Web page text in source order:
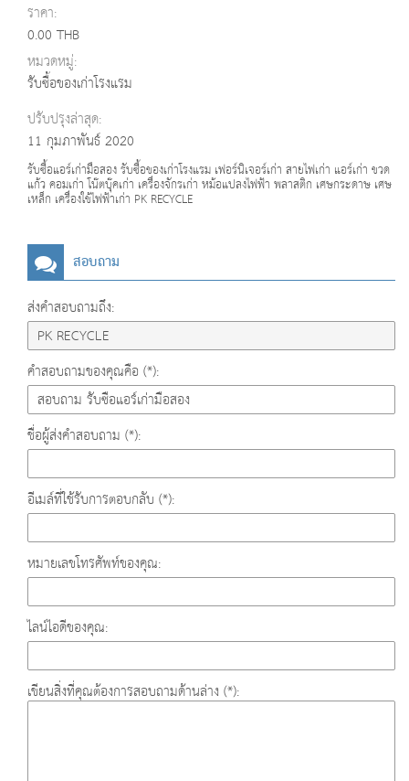
ราคา:
0.00 THB
หมวดหมู่:
รับซื้อของเก่าโรงแรม
ปรับปรุงล่าสุด:
11 กุมภาพันธ์ 2020
รับซื้อแอร์เก่ามือสอง รับซื้อของเก่าโรงแรม เฟอร์นิเจอร์เก่า สายไฟเก่า แอร์เก่า ขวด
แก้ว คอมเก่า โน๊ตบุ๊คเก่า เครื่องจักรเก่า หม้อแปลงไฟฟ้า พลาสติก เศษกระดาษ เศษ
เหล็ก เครื่องใช้ไฟฟ้าเก่า PK RECYCLE
สอบถาม
ส่งคำสอบถามถึง:
คำสอบถามของคุณคือ (*):
ชื่อผู้ส่งคำสอบถาม (*):
อีเมล์ที่ใช้รับการตอบกลับ (*):
หมายเลขโทรศัพท์ของคุณ:
ไลน์ไอดีของคุณ:
เขียนสิ่งที่คุณต้องการสอบถามด้านล่าง (*):